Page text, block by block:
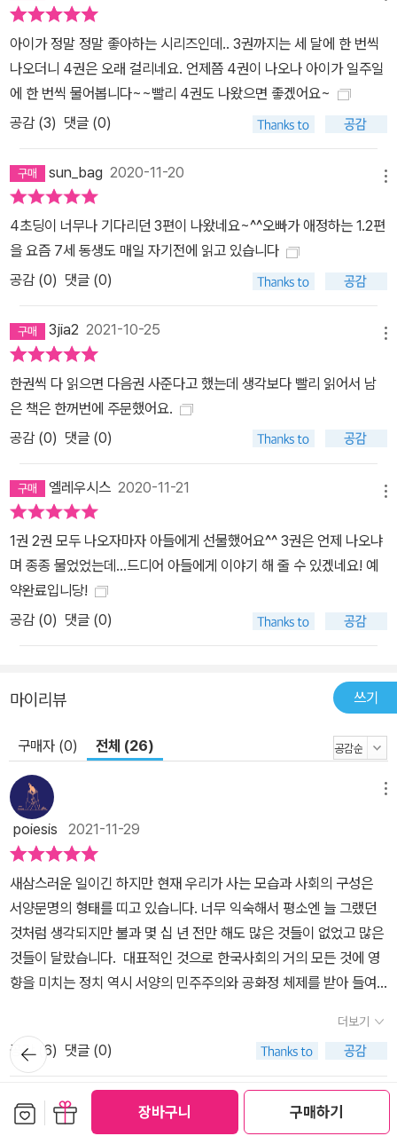
장바구니 구매하기
아이가 정말 정말 좋아하는 시리즈인데.. 3권까지는 세 달에 한 번씩
나오더니 4권은 오래 걸리네요. 언제쯤 4권이 나오나 아이가 일주일
에 한 번씩 물어봅니다~~빨리 4권도 나왔으면 좋겠어요~
공감 (3) 댓글 (0)
sun_bag 2020-11-20
4초딩이 너무나 기다리던 3편이 나왔네요~^^오빠가 애정하는 1.2편
을 요즘 7세 동생도 매일 자기전에 읽고 있습니다
공감 (0) 댓글 (0)
3jia2 2021-10-25
한권씩 다 읽으면 다음권 사준다고 했는데 생각보다 빨리 읽어서 남
은 책은 한꺼번에 주문했어요.
공감 (0) 댓글 (0)
엘레우시스 2020-11-21
1권 2권 모두 나오자마자 아들에게 선물했어요^^ 3권은 언제 나오냐
며 종종 물었었는데...드디어 아들에게 이야기 해 줄 수 있겠네요! 예
약완료입니당!
공감 (0) 댓글 (0)
마이리뷰 쓰기
구매자 (0) 전체 (26)
poiesis 2021-11-29
새삼스러운 일이긴 하지만 현재 우리가 사는 모습과 사회의 구성은
서양문명의 형태를 띠고 있습니다. 너무 익숙해서 평소엔 늘 그랬던
것처럼 생각되지만 불과 몇 십 년 전만 해도 많은 것들이 없었고 많은
것들이 달랐습니다. 대표적인 것으로 한국사회의 거의 모든 것에 영
향을 미치는 정치 역시 서양의 민주주의와 공화정 체제를 받아 들여
쩌면 지식 정보 이상의 별 의미를 갖지 못할 지도 모릅니다. 하지만 잘
알면 잘 고쳐가며 쓸 수도 있는 것이지요. 그런 의미에서 형태와 형식
만 활용하지 말고 인류 문명을 지금과 같은 모습으로 형성한 문화, 역
사, 철학을 배워보는 일은 의미가 있을 뿐만 아니라 중요한 일이기도
합니다. 문명의 처음으로 거슬러 올라가다보면 신화와 역사를 마주
더보기
공감 ( 6) 댓글 (0)
뒤로가
기